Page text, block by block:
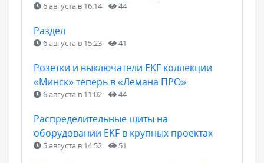
6 августа в 16:14 44
Раздел
6 августа в 15:23 41
Розетки и выключатели EKF коллекции
«Минск» теперь в «Лемана ПРО»
6 августа в 11:02 44
Распределительные щиты на
оборудовании EKF в крупных проектах
5 августа в 14:52 51